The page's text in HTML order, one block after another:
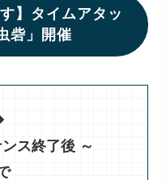
】タイムアタッ
砦」開催
ス終了後 ～